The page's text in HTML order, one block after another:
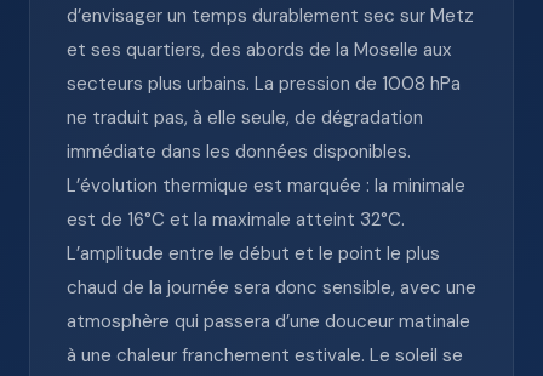
d’envisager un temps durablement sec sur Metz
et ses quartiers, des abords de la Moselle aux
secteurs plus urbains. La pression de 1008 hPa
ne traduit pas, à elle seule, de dégradation
immédiate dans les données disponibles.
L’évolution thermique est marquée : la minimale
est de 16°C et la maximale atteint 32°C.
L’amplitude entre le début et le point le plus
chaud de la journée sera donc sensible, avec une
atmosphère qui passera d’une douceur matinale
à une chaleur franchement estivale. Le soleil se